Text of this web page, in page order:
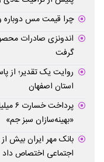
چرا قیمت مس دوباره وارد کانال
اندونزی صادرات
گرفت
روایت یک تقدیر؛ از
استان اصفهان
«بهینه‌سازان سبز جم»
اجتماعی اختصاص داد